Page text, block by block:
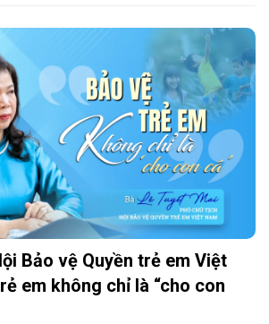
Bảo vệ Quyền trẻ em Việt
em không chỉ là “cho con